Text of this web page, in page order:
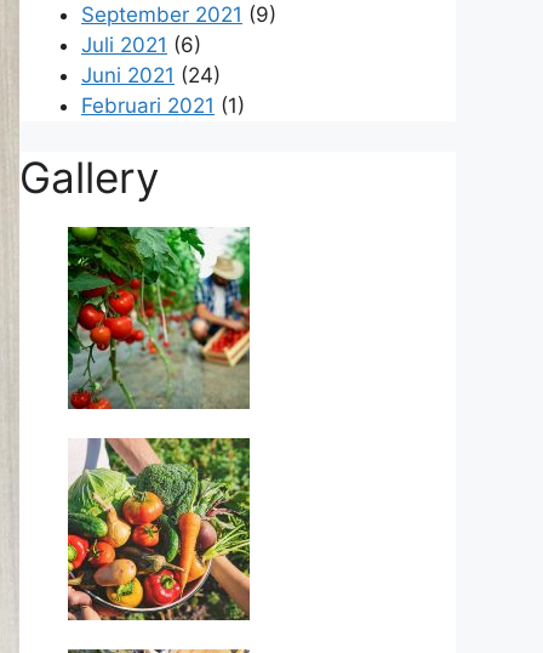
September 2021 (9)
Juli 2021 (6)
Juni 2021 (24)
Februari 2021 (1)
Gallery